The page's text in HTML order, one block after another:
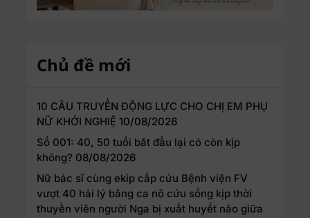
Chủ đề mới
10 CÂU TRUYỀN ĐỘNG LỰC CHO CHỊ EM PHỤ
NỮ KHỞI NGHIỆ 10/08/2026
Số 001: 40, 50 tuổi bắt đầu lại có còn kịp
không? 08/08/2026
Nữ bác sĩ cùng ekip cấp cứu Bệnh viện FV
vượt 40 hải lý bằng ca nô cứu sống kịp thời
thuyền viên người Nga bị xuất huyết não giữa